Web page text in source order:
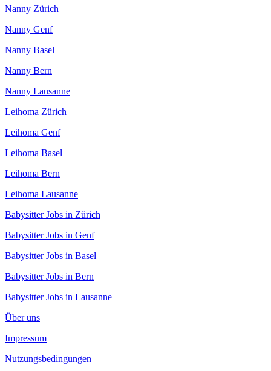
Nanny Zürich
Nanny Genf
Nanny Basel
Nanny Bern
Nanny Lausanne
Leihoma Zürich
Leihoma Genf
Leihoma Basel
Leihoma Bern
Leihoma Lausanne
Babysitter Jobs in Zürich
Babysitter Jobs in Genf
Babysitter Jobs in Basel
Babysitter Jobs in Bern
Babysitter Jobs in Lausanne
Über uns
Impressum
Nutzungsbedingungen